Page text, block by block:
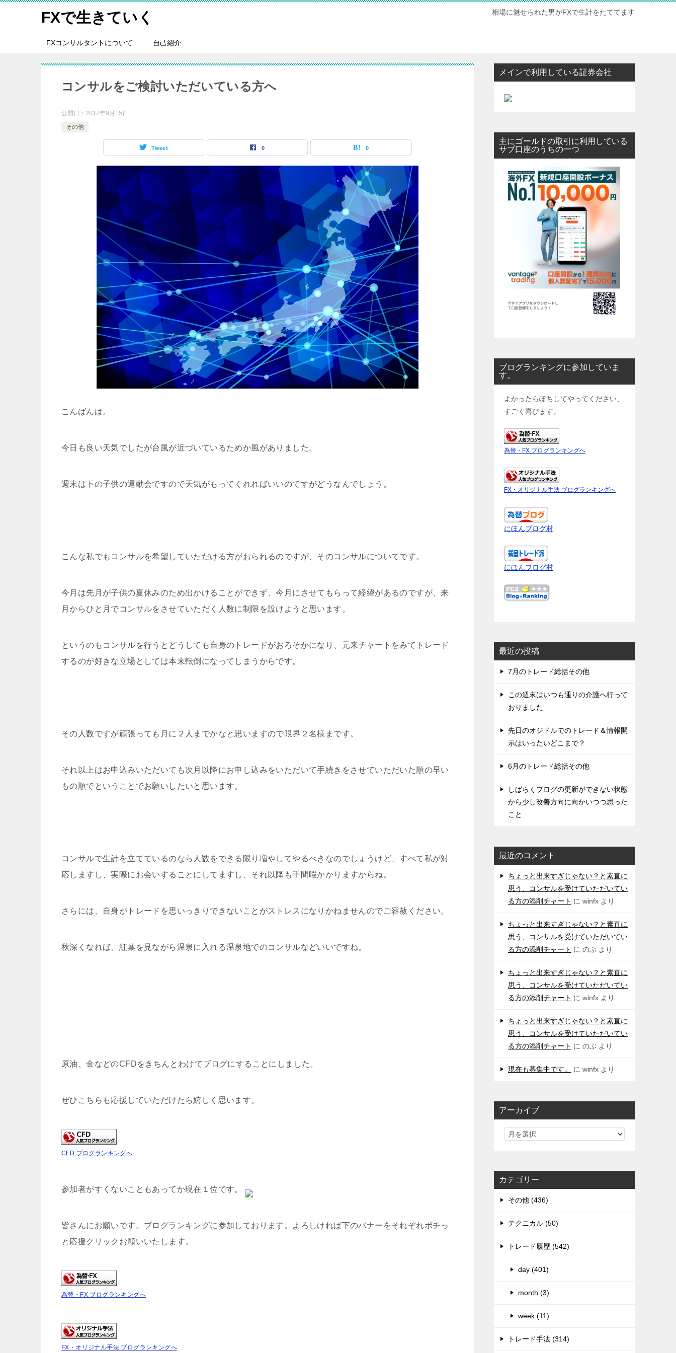
FXで生きていく 相場に魅せられた男がFXで生計をたててます
FXコンサルタントについて 自己紹介
コンサルをご検討いただいている方へ
公開日： 2017年9月15日
その他
Tweet 0 0
こんばんは。
今日も良い天気でしたが台風が近づいているためか風がありました。
週末は下の子供の運動会ですので天気がもってくれればいいのですがどうなんでしょう。
こんな私でもコンサルを希望していただける方がおられるのですが、そのコンサルについてです。
今月は先月が子供の夏休みのため出かけることができず、今月にさせてもらって経緯があるのですが、来
月からひと月でコンサルをさせていただく人数に制限を設けようと思います。
というのもコンサルを行うとどうしても自身のトレードがおろそかになり、元来チャートをみてトレード
するのが好きな立場としては本末転倒になってしまうからです。
その人数ですが頑張っても月に２人までかなと思いますので限界２名様まです。
それ以上はお申込みいただいても次月以降にお申し込みをいただいて手続きをさせていただいた順の早い
もの順でということでお願いしたいと思います。
コンサルで生計を立てているのなら人数をできる限り増やしてやるべきなのでしょうけど、すべて私が対
応しますし、実際にお会いすることにしてますし、それ以降も手間暇かかりますからね。
さらには、自身がトレードを思いっきりできないことがストレスになりかねませんのでご容赦ください。
秋深くなれば、紅葉を見ながら温泉に入れる温泉地でのコンサルなどいいですね。
原油、金などのCFDをきちんとわけてブログにすることにしました。
ぜひこちらも応援していただけたら嬉しく思います。
CFD ブログランキングへ
参加者がすくないこともあってか現在１位です。
皆さんにお願いです。ブログランキングに参加しております。よろしければ下のバナーをそれぞれポチっ
と応援クリックお願いいたします。
為替・FX ブログランキングへ
FX・オリジナル手法 ブログランキングへ
メインで利用している証券会社
主にゴールドの取引に利用している
サブ口座のうちの一つ
ブログランキングに参加していま
す。
よかったらぽちしてやってください、
すごく喜びます。
為替・FX ブログランキングへ
FX・オリジナル手法 ブログランキングへ
にほんブログ村
にほんブログ村
最近の投稿
7月のトレード総括その他
この週末はいつも通りの介護へ行って
おりました
先日のオジドルでのトレード＆情報開
示はいったいどこまで？
6月のトレード総括その他
しばらくブログの更新ができない状態
から少し改善方向に向かいつつ思った
こと
最近のコメント
ちょっと出来すぎじゃない？と素直に
思う、コンサルを受けていただいてい
る方の添削チャート に winfx より
ちょっと出来すぎじゃない？と素直に
思う、コンサルを受けていただいてい
る方の添削チャート に のぶ より
ちょっと出来すぎじゃない？と素直に
思う、コンサルを受けていただいてい
る方の添削チャート に winfx より
ちょっと出来すぎじゃない？と素直に
思う、コンサルを受けていただいてい
る方の添削チャート に のぶ より
現在も募集中です。 に winfx より
アーカイブ
カテゴリー
その他 (436)
テクニカル (50)
トレード履歴 (542)
day (401)
month (3)
week (11)
トレード手法 (314)